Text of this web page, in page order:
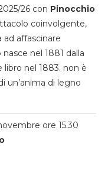
26 con Pinocchio
coinvolgente,
affascinare
nel 1881 dalla
libro nel 1883. non è
un’anima di legno
ore 15.30